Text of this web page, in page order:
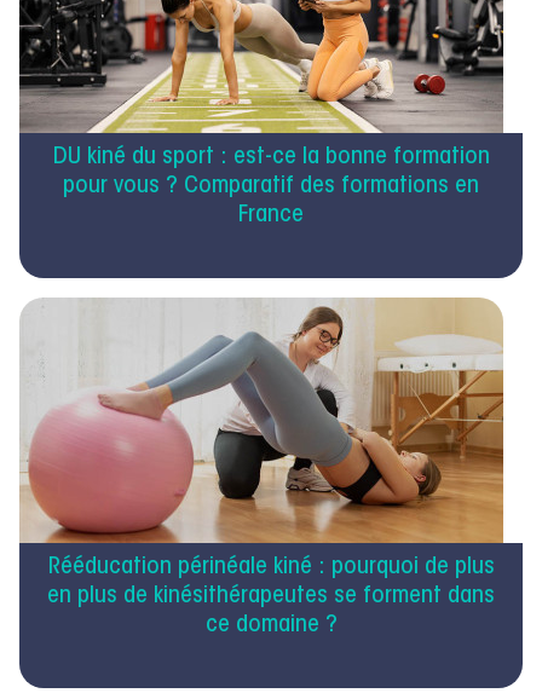
DU kiné du sport : est-ce la bonne formation
pour vous ? Comparatif des formations en
France
Rééducation périnéale kiné : pourquoi de plus
en plus de kinésithérapeutes se forment dans
ce domaine ?